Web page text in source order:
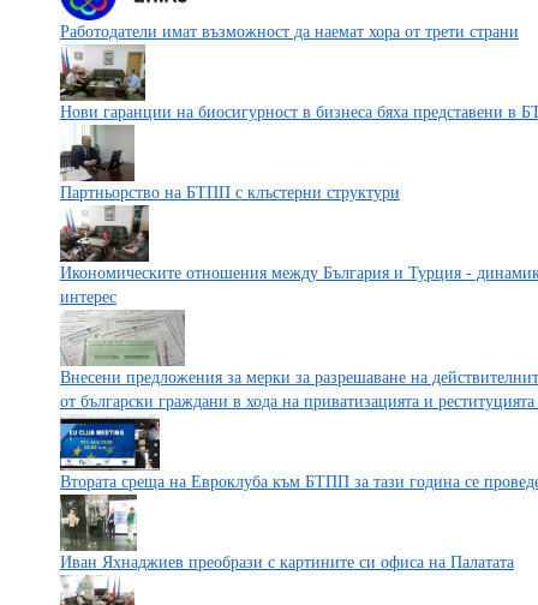
Работодатели имат възможност да наемат хора от трети страни
Нови гаранции на биосигурност в бизнеса бяха представени в
Партньорство на БТПП с клъстерни структури
Икономическите отношения между България и Турция -
интерес
Внесени предложения за мерки за разрешаване на
от български граждани в хода на приватизацията и
Втората среща на Евроклуба към БТПП за тази година се
Иван Яхнаджиев преобрази с картините си офиса на Палатата